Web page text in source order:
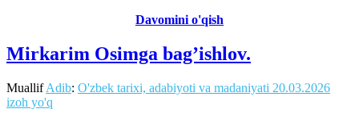
Davomini o'qish
Mirkarim Osimga bag’ishlov.
MuallifAdib: O'zbek tarixi, adabiyoti va madaniyati 20.03.2026
izoh yo'q